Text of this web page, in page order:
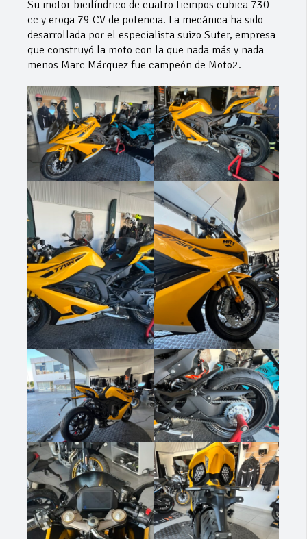
Su motor bicilíndrico de cuatro tiempos cubica 730
cc y eroga 79 CV de potencia. La mecánica ha sido
desarrollada por el especialista suizo Suter, empresa
que construyó la moto con la que nada más y nada
menos Marc Márquez fue campeón de Moto2.